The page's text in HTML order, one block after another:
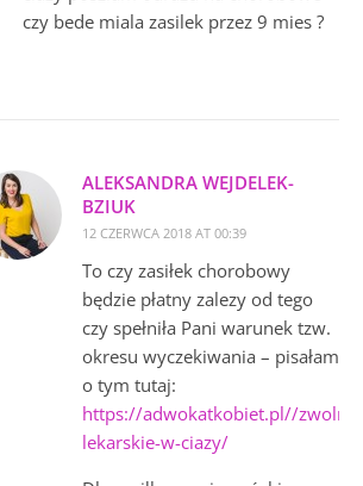
czy bede miala zasilek przez 9 mies ?
ALEKSANDRA WEJDELEK-
BZIUK
12 CZERWCA 2018 AT 00:39
To czy zasiłek chorobowy
będzie płatny zalezy od tego
czy spełniła Pani warunek tzw.
okresu wyczekiwania – pisałam
o tym tutaj:
https://adwokatkobiet.pl//
lekarskie-w-ciazy/